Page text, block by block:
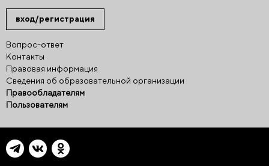
вход/регистрация
Вопрос-ответ
Контакты
Правовая информация
Сведения об образовательной организации
Правообладателям
Пользователям